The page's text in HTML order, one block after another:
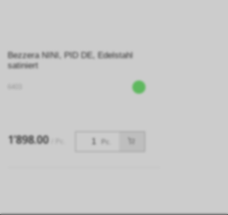
Bezzera NINI, PID DE, Edelstahl
satiniert
Pc.
1’898.00